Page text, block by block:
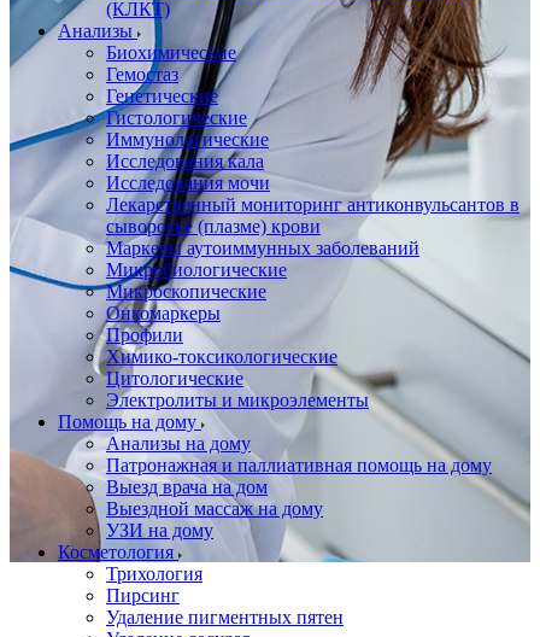
(КЛКТ)
Анализы
Биохимические
Гемостаз
Генетические
Гистологические
Иммунологические
Исследования кала
Исследования мочи
Лекарственный мониторинг антиконвульсантов в
сыворотке (плазме) крови
Маркеры аутоиммунных заболеваний
Микробиологические
Микроскопические
Онкомаркеры
Профили
Химико-токсикологические
Цитологические
Электролиты и микроэлементы
Помощь на дому
Анализы на дому
Патронажная и паллиативная помощь на дому
Выезд врача на дом
Выездной массаж на дому
УЗИ на дому
Косметология
Трихология
Пирсинг
Удаление пигментных пятен